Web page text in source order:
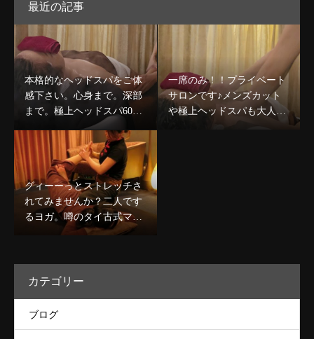
最近の記事
本格的なヘッドスパをご体
感下さい。心身まで。深部
まで。極上ヘッドスパ60分
コース￥8,980〜デコルテケ
ア込のコースも人気★
一席のみ！！プライベート
サロンです♪メンズカット
や極上ヘッドスパも大人気
グィーーっとストレッチさ
れてみませんか？二人です
るヨガ。噂のタイ古式マッ
サージで心身ほぐしましょ
カテゴリー
ブログ